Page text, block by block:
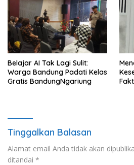
Belajar AI Tak Lagi Sulit:
Warga Bandung Padati Kelas
Gratis BandungNgariung
Tinggalkan Balasan
Alamat email Anda tidak akan
ditandai *